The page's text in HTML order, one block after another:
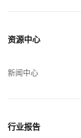
资源中心
新闻中心
行业报告